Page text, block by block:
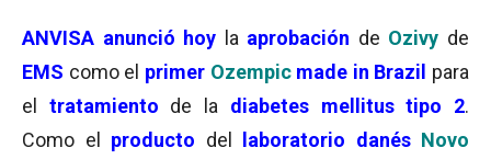
ANVISA anunció hoy la aprobación de Ozivy de
EMS como el primer Ozempic made in Brazil para
el tratamiento de la diabetes mellitus tipo 2.
Como el producto del laboratorio danés Novo